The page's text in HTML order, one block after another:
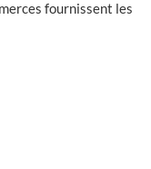
fournissent les